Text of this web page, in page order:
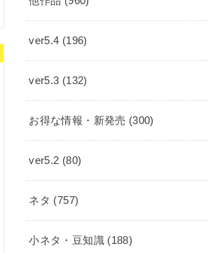
ver5.4 (196)
ver5.3 (132)
お得な情報・新発売 (300)
ver5.2 (80)
ネタ (757)
小ネタ・豆知識 (188)